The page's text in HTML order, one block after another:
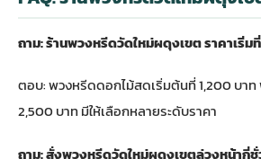
ถาม: ร้านพวงหรีดวัดใหม่ผดุงเขต ราคาเริ่มที่
ตอบ: พวงหรีดดอกไม้สดเริ่มต้นที่ 1,200 บา
2,500 บาท มีให้เลือกหลายระดับราคา
ถาม: สั่งพวงหรีดวัดใหม่ผดุงเขตล่วงหน้ากี่ชั่